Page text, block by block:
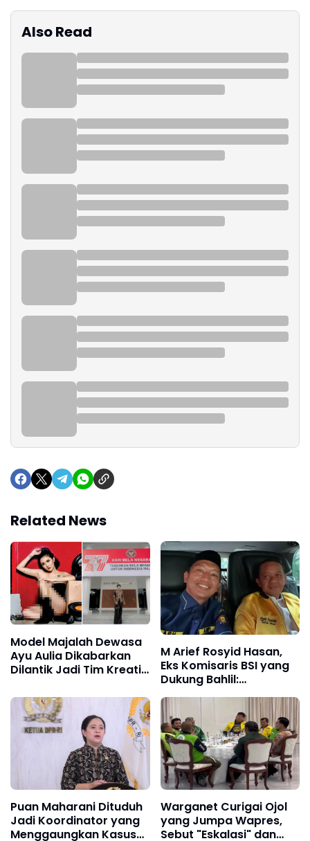
Also Read
Related News
Model Majalah Dewasa
Ayu Aulia Dikabarkan
Dilantik Jadi Tim Kreatif
Membantah
M Arief Rosyid Hasan,
Eks Komisaris BSI yang
Dukung Bahlil:
Jangankan Benar, Salah
Pun Kita Bela
Puan Maharani Dituduh
Jadi Koordinator yang
Menggaungkan Kasus
Warganet Curigai Ojol
yang Jumpa Wapres,
Sebut "Eskalasi" dan